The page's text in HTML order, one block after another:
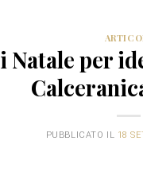
Natale per
PUBBLICATO IL 18